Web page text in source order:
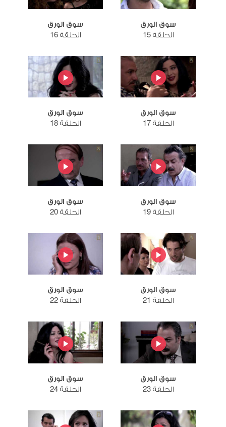
سوق الورق
الحلقة 15
سوق الورق
الحلقة 16
سوق الورق
الحلقة 17
سوق الورق
الحلقة 18
سوق الورق
الحلقة 19
سوق الورق
الحلقة 20
سوق الورق
الحلقة 21
سوق الورق
الحلقة 22
سوق الورق
الحلقة 23
سوق الورق
الحلقة 24